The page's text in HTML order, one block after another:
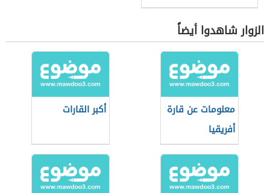
الزوار شاهدوا أيضاً
معلومات عن قارة
أفريقيا
أكبر القارات